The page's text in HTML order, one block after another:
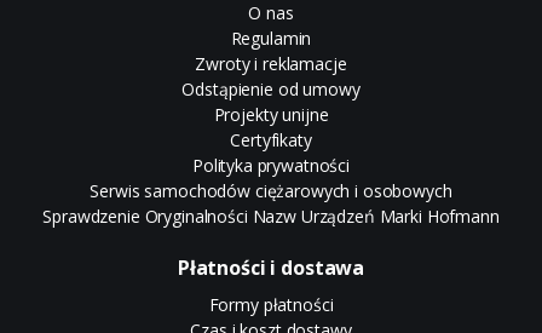
O nas
Regulamin
Zwroty i reklamacje
Odstąpienie od umowy
Projekty unijne
Certyfikaty
Polityka prywatności
Serwis samochodów ciężarowych i osobowych
Sprawdzenie Oryginalności Nazw Urządzeń Marki Hofmann
Płatności i dostawa
Formy płatności